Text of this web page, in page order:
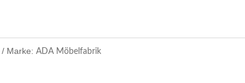
Marke:ADA Möbelfabrik